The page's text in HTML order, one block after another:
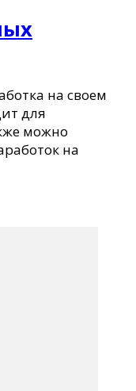
на своем
для
можно
на